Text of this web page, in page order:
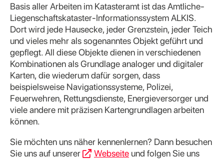
Basis aller Arbeiten im Katasteramt ist das Amtliche-
Liegenschaftskataster-Informationssystem ALKIS.
Dort wird jede Hausecke, jeder Grenzstein, jeder Teich
und vieles mehr als sogenanntes Objekt geführt und
gepflegt. All diese Objekte dienen in verschiedenen
Kombinationen als Grundlage analoger und digitaler
Karten, die wiederum dafür sorgen, dass
beispielsweise Navigationssysteme, Polizei,
Feuerwehren, Rettungsdienste, Energieversorger und
viele andere mit präzisen Kartengrundlagen arbeiten
können.
Sie möchten uns näher kennenlernen? Dann besuchen
Sie uns auf unserer
Webseite und folgen Sie uns